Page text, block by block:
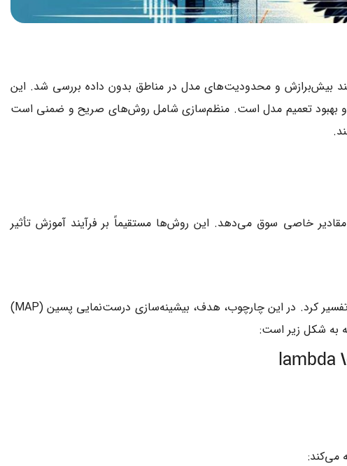
بیش‌برازش و محدودیت‌های مدل در مناطق بدون داده بررسی شد. این
بهبود تعمیم مدل است. منظم‌سازی شامل روش‌های صریح و ضمنی است
خاصی سوق می‌دهد. این روش‌ها مستقیماً بر فرآیند آموزش تأثیر
بر پارامترها تفسیر کرد. در این چارچوب، هدف، بیشینه‌سازی درست‌نمایی پسین (MAP)
به شکل زیر است:
می‌کند: